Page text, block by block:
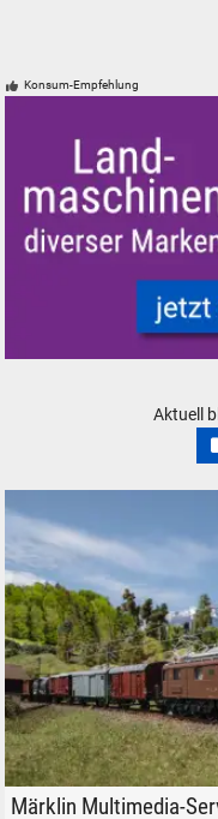
Konsum-Empfehlung
Aktuell
Das Märklin
Märklin Multimedia-